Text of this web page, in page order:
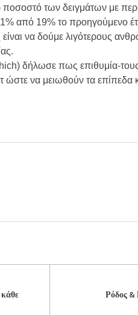
των δειγμάτων με
από 19% το προηγούμενο
να δούμε λιγότερους
δήλωσε πως επιθυμία-
ώστε να μειωθούν τα
Ρόδος &